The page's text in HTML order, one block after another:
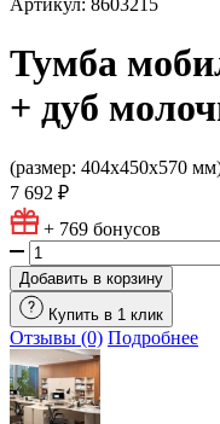
Артикул: 8603215
Тумба
+ дуб
(размер: 404х450х570
7 692 ₽
+ 769 бонусов
Добавить в корзину
Купить в 1 клик
Отзывы (0) Подробнее